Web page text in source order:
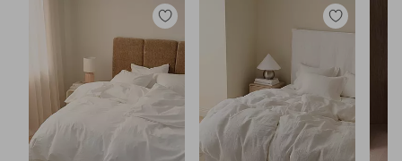
Lägg
till
favoriter
Lägg
favoriter